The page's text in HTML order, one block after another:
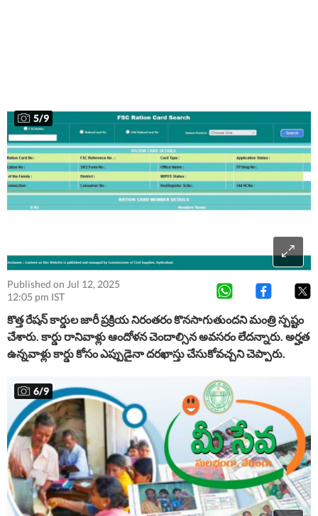
5/9
Published on Jul 12, 2025
12:05 pm IST
కొత్త రేషన్ కార్డుల జారీ ప్రక్రియ నిరంతరం కొనసాగుతుందని మంత్రి స్పష్టం
చేశారు. కార్డు రానివాళ్లు ఆందోళన చెందాల్సిన అవసరం లేదన్నారు. అర్హత
ఉన్నవాళ్లు కార్డు కోసం ఎప్పుడైనా దరఖాస్తు చేసుకోవచ్చని చెప్పారు.
6/9